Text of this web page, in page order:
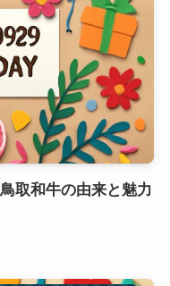
取和牛の由来と魅力